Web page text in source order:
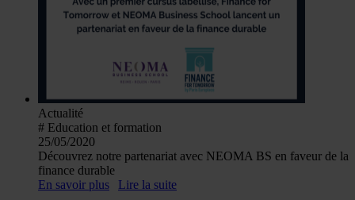
Actualité
# Education et formation
25/05/2020
Découvrez notre partenariat avec NEOMA BS en faveur de la
finance durable
En savoir plus
Lire la suite